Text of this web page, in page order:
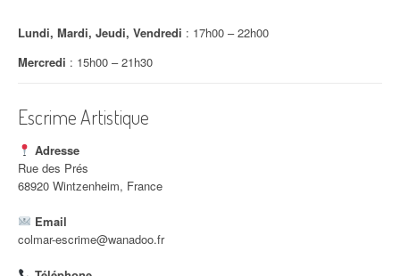
t
i
c
l
e
Lundi, Mardi, Jeudi, Vendredi : 17h00 – 22h00
Mercredi : 15h00 – 21h30
Escrime Artistique
Adresse
Rue des Prés
68920 Wintzenheim, France
Email
colmar-escrime@wanadoo.fr